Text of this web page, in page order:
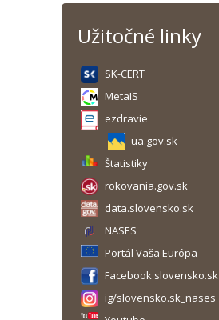
Užitočné linky
SK-CERT
MetaIS
ezdravie
ua.gov.sk
Štatistiky
rokovania.gov.sk
data.slovensko.sk
NASES
Portál Vaša Európa
Facebook slovensko.sk
ig/slovensko.sk_nases